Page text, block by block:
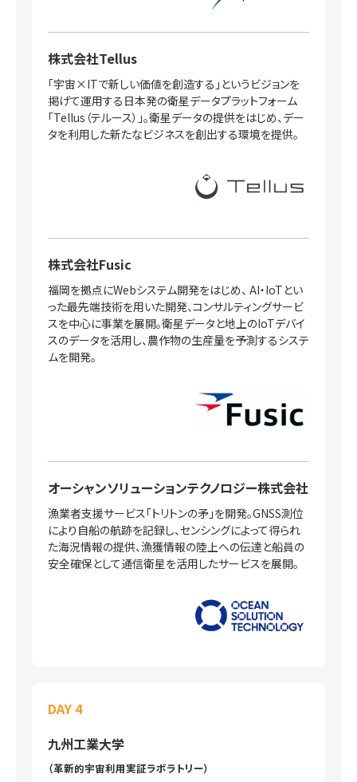
株式会社Tellus
「宇宙×ITで新しい価値を創造する」というビジョンを
掲げて運用する日本発の衛星データプラットフォーム
「Tellus（テルース）」。衛星データの提供をはじめ、デー
タを利用した新たなビジネスを創出する環境を提供。
株式会社Fusic
福岡を拠点にWebシステム開発をはじめ、 AI・IoTとい
った最先端技術を用いた開発、コンサルティングサービ
スを中心に事業を展開。衛星データと地上のIoTデバイ
スのデータを活用し、農作物の生産量を予測するシステ
ムを開発。
オーシャンソリューションテクノロジー株式会社
漁業者支援サービス「トリトンの矛」を開発。GNSS測位
により自船の航跡を記録し、センシングによって得られ
た海況情報の提供、漁獲情報の陸上への伝達と船員の
安全確保として通信衛星を活用したサービスを展開。
DAY 4
九州工業大学
（革新的宇宙利用実証ラボラトリー）